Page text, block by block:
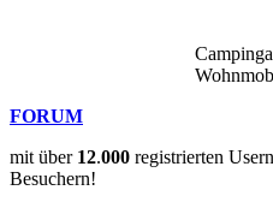
FORUM
mit über 12.000 registrierten
Besuchern!